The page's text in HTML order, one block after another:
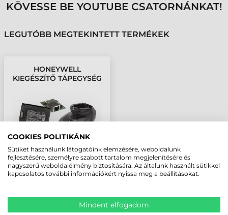
KÖVESSE BE YOUTUBE CSATORNÁNKAT!
LEGUTÓBB MEGTEKINTETT TERMÉKEK
HONEYWELL
KIEGÉSZÍTŐ TÁPEGYSÉG
COOKIES POLITIKÁNK
Sütiket használunk látogatóink elemzésére, weboldalunk
fejlesztésére, személyre szabott tartalom megjelenítésére és
nagyszerű weboldalélmény biztosítására. Az általunk használt sütikkel
kapcsolatos további információkért nyissa meg a beállításokat.
Mindent elfogadom